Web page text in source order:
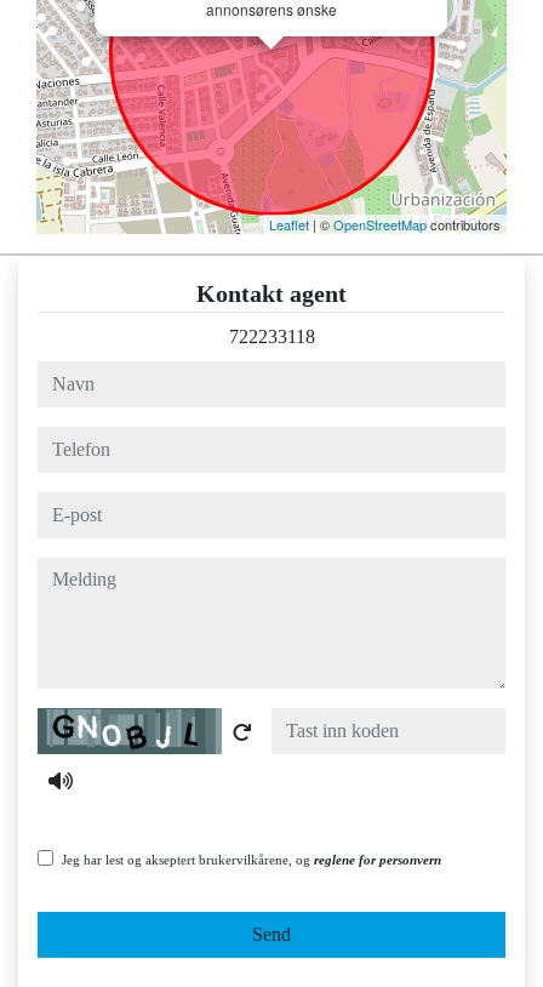
annonsørens ønske
Leaflet | ©OpenStreetMapcontributors
Kontakt agent
722233118
navn
telefon
e-post
melding
Captcha
Jeg har lest og akseptert brukervilkårene, og reglene for personvern
Send